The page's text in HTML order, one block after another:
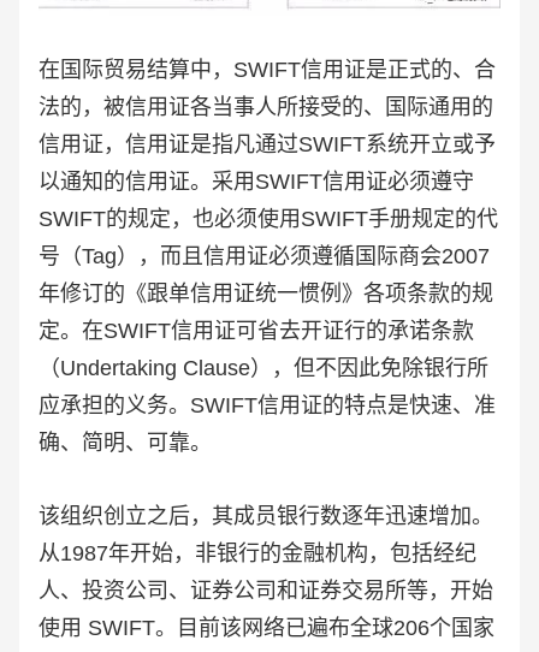
在国际贸易结算中，SWIFT信用证是正式的、合
法的，被信用证各当事人所接受的、国际通用的
信用证，信用证是指凡通过SWIFT系统开立或予
以通知的信用证。采用SWIFT信用证必须遵守
SWIFT的规定，也必须使用SWIFT手册规定的代
号（Tag），而且信用证必须遵循国际商会2007
年修订的《跟单信用证统一惯例》各项条款的规
定。在SWIFT信用证可省去开证行的承诺条款
（Undertaking Clause），但不因此免除银行所
应承担的义务。SWIFT信用证的特点是快速、准
确、简明、可靠。
该组织创立之后，其成员银行数逐年迅速增加。
从1987年开始，非银行的金融机构，包括经纪
人、投资公司、证券公司和证券交易所等，开始
使用 SWIFT。目前该网络已遍布全球206个国家